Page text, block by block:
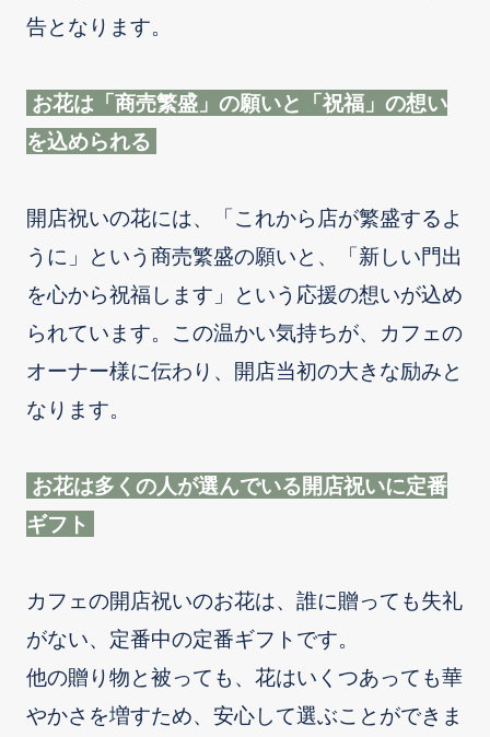
告となります。
お花は「商売繁盛」の願いと「祝福」の想い
を込められる
開店祝いの花には、「これから店が繁盛するよ
うに」という商売繁盛の願いと、「新しい門出
を心から祝福します」という応援の想いが込め
られています。この温かい気持ちが、カフェの
オーナー様に伝わり、開店当初の大きな励みと
なります。
お花は多くの人が選んでいる開店祝いに定番
ギフト
カフェの開店祝いのお花は、誰に贈っても失礼
がない、定番中の定番ギフトです。
他の贈り物と被っても、花はいくつあっても華
やかさを増すため、安心して選ぶことができま